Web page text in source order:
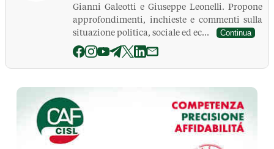
Gianni Galeotti e Giuseppe Leonelli. Propone
approfondimenti, inchieste e commenti sulla
situazione politica, sociale ed ec...
Continua
La Pressa